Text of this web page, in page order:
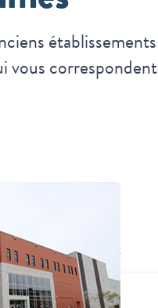
établissements
vous correspondent